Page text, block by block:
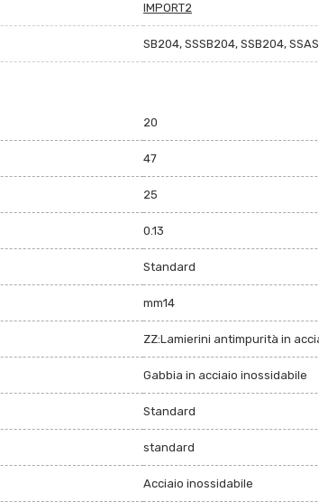
IMPORT2
SB204, SSSB204, SSB204,
20
47
25
0.13
Standard
mm14
ZZ:Lamierini antimpurità in
Gabbia in acciaio inossidabile
Standard
standard
Acciaio inossidabile